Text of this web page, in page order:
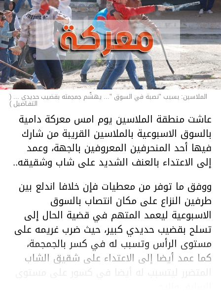
الملاسين: بسبب "نصبة في السوق "... يهشّم جمجمته بقضيب حديدي ... (
التفـاصيل )
عاشت منطقة الملاسين يوم امس معركة دامية
بالسوق الاسبوعية بالملاسين القريبة من شارك
فيها أحد المنحرفين المعروفين بالجهة، وعمد
إلى الاعتداء بالعنف الشديد على شاب وشقيقه..
ووفق ما توفر من معطيات فإن خلافا اندلع بين
طرفين النزاع على مكان انتصاب بالسوق
الاسبوعية ليعمد المتهم في قضية الحال إلى
تسلح بقضيب حديدي كبير، حيث ضرب غريمه على
مستوى الرأس وتسبب له في كسر بالجمجمة،
كما عمد أيضا إلى الاعتداء على شقيق الشاب
المتضرر ليتسبب له أيضا في كسور على مستوى